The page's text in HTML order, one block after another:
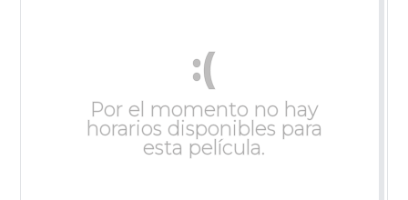
:(
Por el momento no hay
horarios disponibles para
esta película.